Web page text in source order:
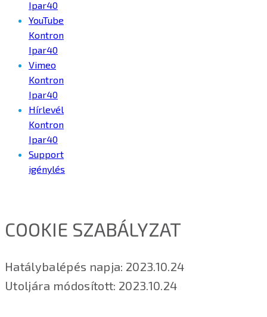
Ipar40
YouTube
Kontron
Ipar40
Vimeo
Kontron
Ipar40
Hírlevél
Kontron
Ipar40
Support
igénylés
COOKIE SZABÁLYZAT
Hatálybalépés napja: 2023.10.24
Utoljára módosított: 2023.10.24